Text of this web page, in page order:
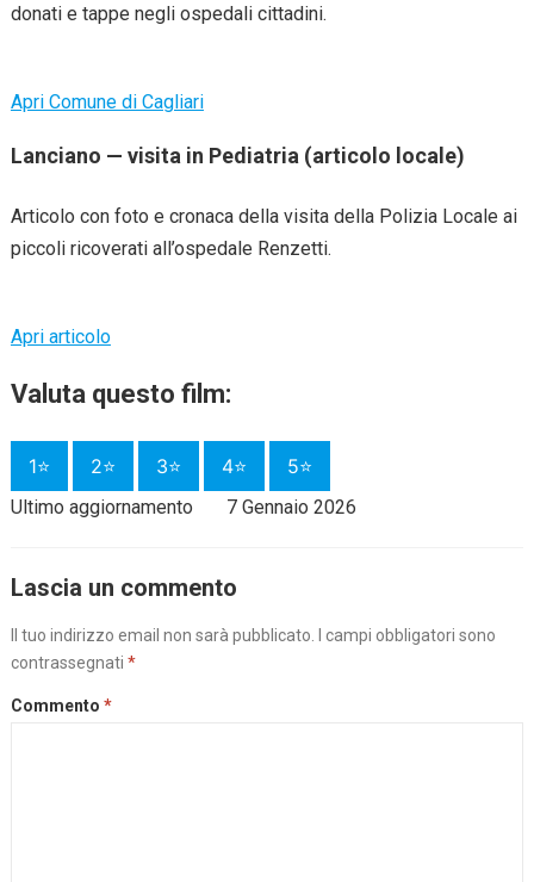
donati e tappe negli ospedali cittadini.
Apri Comune di Cagliari
Lanciano — visita in Pediatria (articolo locale)
Articolo con foto e cronaca della visita della Polizia Locale ai
piccoli ricoverati all’ospedale Renzetti.
Apri articolo
Valuta questo film:
1⭐ 2⭐ 3⭐ 4⭐ 5⭐
Ultimo aggiornamento 7 Gennaio 2026
Lascia un commento
Il tuo indirizzo email non sarà pubblicato.
I campi obbligatori sono
contrassegnati *
Commento *